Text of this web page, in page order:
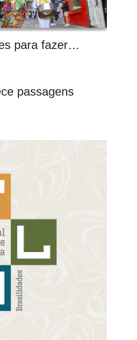
para fazer…
passagens